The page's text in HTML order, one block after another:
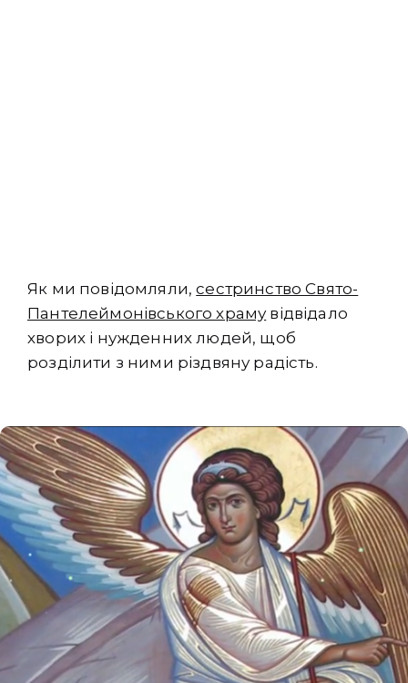
Як ми повідомляли,сестринство Свято-
Пантелеймонівського храмувідвідало
хворих і нужденних людей, щоб
розділити з ними різдвяну радість.